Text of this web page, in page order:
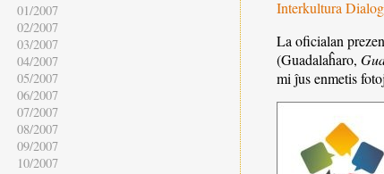
Interkultura
La oficialan
(Guadalaĥaro,
mi ĵus enmetis
01/2007
02/2007
03/2007
04/2007
05/2007
06/2007
07/2007
08/2007
09/2007
10/2007